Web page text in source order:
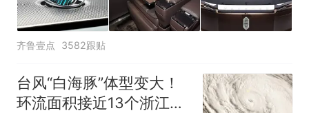
齐鲁壹点 3582跟贴
台风“白海豚”体型变大！
环流面积接近13个浙江那